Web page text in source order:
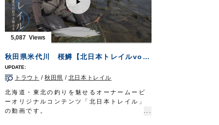
オーナーばりwebsite
http://www.owner.co.jp
5,087
秋田県米代川 桜鱒【北日本トレイルvol.1】
トラウト /秋田県 / 北日本トレイル
北海道・東北の釣りを魅せるオーナームービ
ーオリジナルコンテンツ「北日本トレイル」
の動画です。